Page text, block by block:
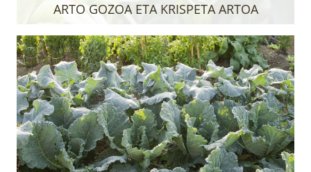
ARTO GOZOA ETA KRISPETA ARTOA